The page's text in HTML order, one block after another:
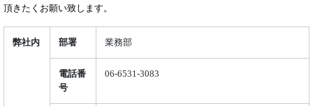
頂きたくお願い致します。
弊社内 部署 業務部
電話番
号
06-6531-3083